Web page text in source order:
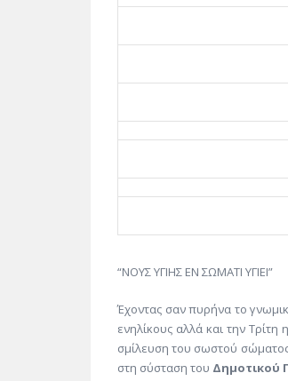
“ΝΟΥΣ ΥΓΙΗΣ ΕΝ ΣΩΜΑΤΙ ΥΓΙΕΙ”
Έχοντας σαν πυρήνα το
ενηλίκους αλλά και την
σμίλευση του σωστού
στη σύσταση του Δημοτικού